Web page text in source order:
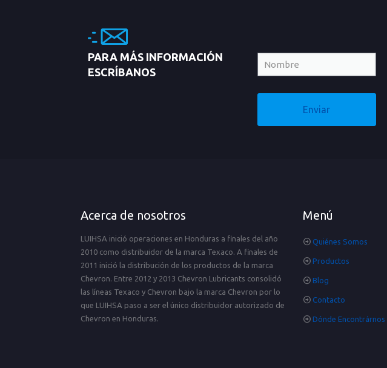
PARA MÁS INFORMACIÓN
ESCRÍBANOS
Acerca de nosotros
LUIHSA inició operaciones en Honduras a finales del año
2010 como distribuidor de la marca Texaco. A finales de
2011 inició la distribución de los productos de la marca
Chevron. Entre 2012 y 2013 Chevron Lubricants consolidó
las líneas Texaco y Chevron bajo la marca Chevron por lo
que LUIHSA paso a ser el único distribuidor autorizado de
Chevron en Honduras.
Menú
Quiénes Somos
Productos
Blog
Contacto
Dónde Encontrárnos